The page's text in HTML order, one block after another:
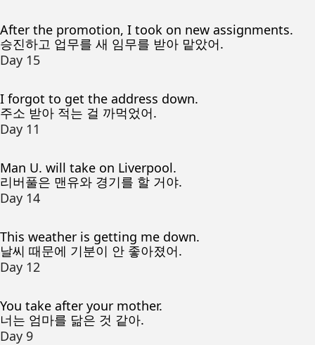
After the promotion, I took on new assignments.
승진하고 업무를 새 임무를 받아 맡았어.
Day 15
I forgot to get the address down.
주소 받아 적는 걸 까먹었어.
Day 11
Man U. will take on Liverpool.
리버풀은 맨유와 경기를 할 거야.
Day 14
This weather is getting me down.
날씨 때문에 기분이 안 좋아졌어.
Day 12
You take after your mother.
너는 엄마를 닮은 것 같아.
Day 9